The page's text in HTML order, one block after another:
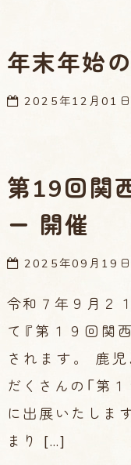
年末年始
2025年12月01日
第19回関
ー 開催
2025年09月19日
令和７年９月２
て『第１９回関
されます。 鹿
だくさんの「第
に出展いたしま
まり […]